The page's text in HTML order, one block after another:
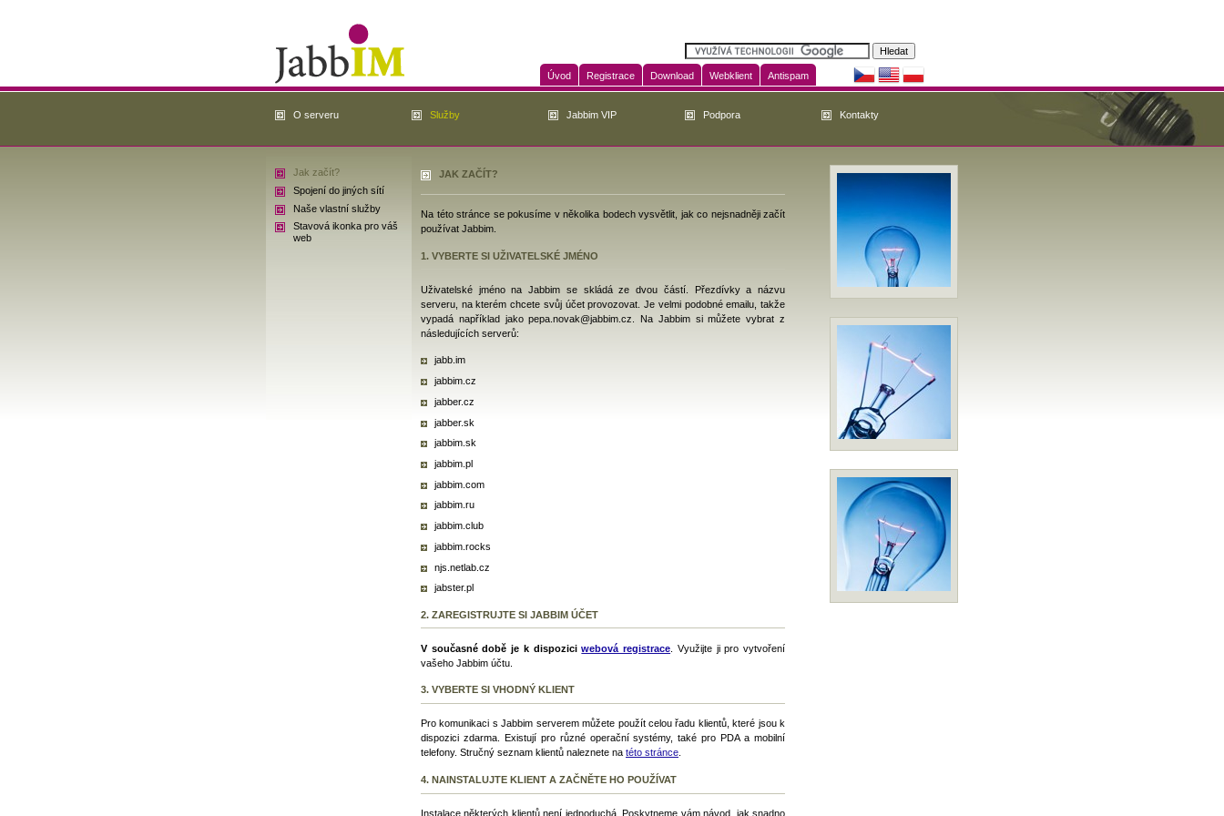
Úvod Registrace Download Webklient Antispam
O serveru Služby Jabbim VIP Podpora Kontakty
JAK ZAČÍT?
Na této stránce se pokusíme v několika bodech vysvětlit, jak co nejsnadněji začít
používat Jabbim.
1. VYBERTE SI UŽIVATELSKÉ JMÉNO
Uživatelské jméno na Jabbim se skládá ze dvou částí. Přezdívky a názvu
serveru, na kterém chcete svůj účet provozovat. Je velmi podobné emailu, takže
vypadá například jako pepa.novak@jabbim.cz. Na Jabbim si můžete vybrat z
následujících serverů:
jabb.im
jabbim.cz
jabber.cz
jabber.sk
jabbim.sk
jabbim.pl
jabbim.com
jabbim.ru
jabbim.club
jabbim.rocks
njs.netlab.cz
jabster.pl
2. ZAREGISTRUJTE SI JABBIM ÚČET
V současné době je k dispoziciwebová registrace . Využijte ji pro vytvoření
vašeho Jabbim účtu.
3. VYBERTE SI VHODNÝ KLIENT
Pro komunikaci s Jabbim serverem můžete použít celou řadu klientů, které jsou k
dispozici zdarma. Existují pro různé operační systémy, také pro PDA a mobilní
telefony. Stručný seznam klientů naleznete na této stránce.
4. NAINSTALUJTE KLIENT A ZAČNĚTE HO POUŽÍVAT
Instalace některých klientů není jednoduchá. Poskytneme vám návod, jak snadno
Jak začít?
Spojení do jiných sítí
Naše vlastní služby
Stavová ikonka pro váš
web